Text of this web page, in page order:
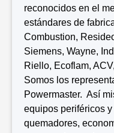
reconocidos en el
estándares de
Combustion,
Siemens, Wayne,
Riello, Ecoflam,
Somos los
Powermaster. Así
equipos periféricos
quemadores,